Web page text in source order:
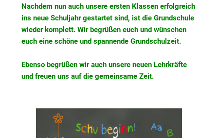
Nachdem nun auch unsere ersten Klassen erfolgreich
ins neue Schuljahr gestartet sind, ist die Grundschule
wieder komplett. Wir begrüßen euch und wünschen
euch eine schöne und spannende Grundschulzeit.
Ebenso begrüßen wir auch unsere neuen Lehrkräfte
und freuen uns auf die gemeinsame Zeit.